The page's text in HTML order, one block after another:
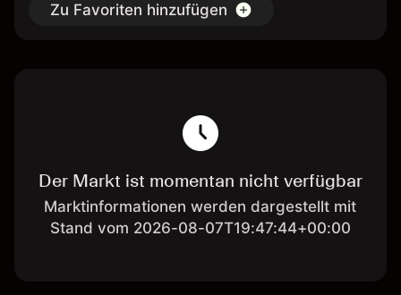
Zu Favoriten hinzufügen
Der Markt ist momentan nicht verfügbar
Marktinformationen werden dargestellt mit
Stand vom 2026-08-07T19:47:44+00:00